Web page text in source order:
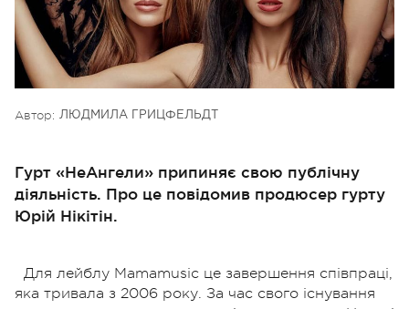
Автор: ЛЮДМИЛА ГРИЦФЕЛЬДТ
Гурт «НеАнгели» припиняє свою публічну
діяльність. Про це повідомив продюсер гурту
Юрій Нікітін.
Для лейблу Mamamusic це завершення співпраці,
яка тривала з 2006 року. За час свого існування